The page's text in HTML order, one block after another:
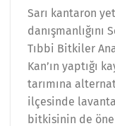
Sarı kantaron
Tıbbi Bitkiler
Kan’ın yaptığı
tarımına
ilçesinde
bitkisinin de